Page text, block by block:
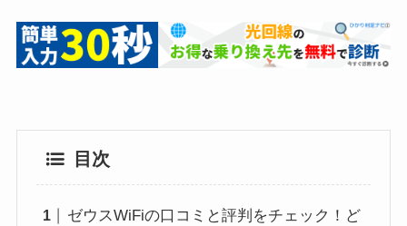
目次
ゼウスWiFiの口コミと評判をチェック！ど